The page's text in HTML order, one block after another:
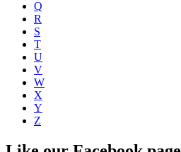
Q
R
S
T
U
V
W
X
Y
Z